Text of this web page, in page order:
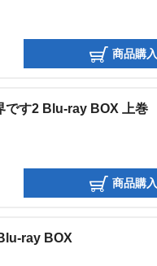
商品購入
です2 Blu-ray BOX 上巻
商品購入
ray BOX